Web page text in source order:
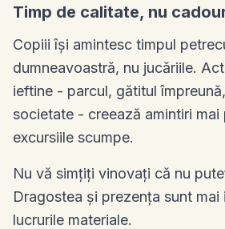
Timp de calitate, nu
Copiii își amintesc timpul
dumneavoastră, nu jucăriile.
ieftine - parcul, gătitul
societate - creează amintiri
excursiile scumpe.
Nu vă simțiți vinovați că nu
Dragostea și prezența sunt
lucrurile materiale.